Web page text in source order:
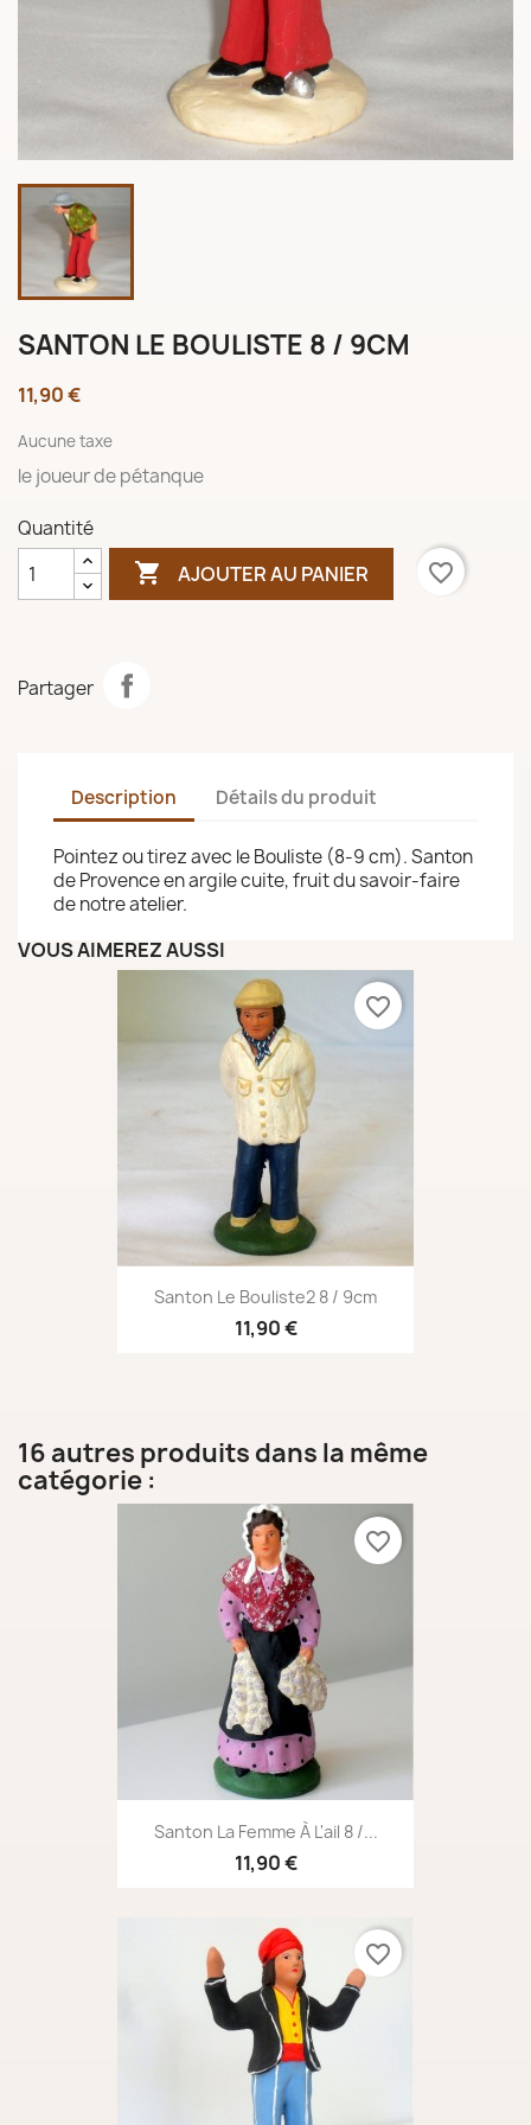
SANTON LE BOULISTE 8 / 9CM
11,90 €
Aucune taxe
le joueur de pétanque
Quantité
 AJOUTER AU PANIER favorite_border
Partager
Description Détails du produit
Pointez ou tirez avec le Bouliste (8-9 cm). Santon
de Provence en argile cuite, fruit du savoir-faire
de notre atelier.
VOUS AIMEREZ AUSSI
Santon Le Bouliste2 8 / 9cm
11,90 €
favorite_border
16 autres produits dans la même
catégorie :
Santon La Femme À L'ail 8 /...
11,90 €
favorite_border
favorite_border